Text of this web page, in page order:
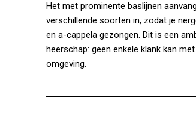
Het met prominente baslijnen
verschillende soorten in, zodat je
en a-cappela gezongen. Dit is een
heerschap: geen enkele klank kan
omgeving.